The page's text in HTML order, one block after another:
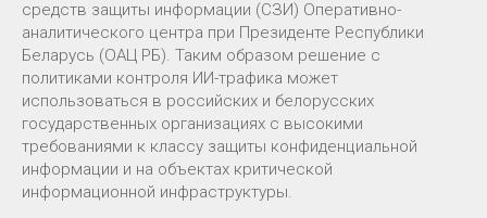
средств защиты информации (СЗИ) Оперативно-
аналитического центра при Президенте Республики
Беларусь (ОАЦ РБ). Таким образом решение с
политиками контроля ИИ-трафика может
использоваться в российских и белорусских
государственных организациях с высокими
требованиями к классу защиты конфиденциальной
информации и на объектах критической
информационной инфраструктуры.